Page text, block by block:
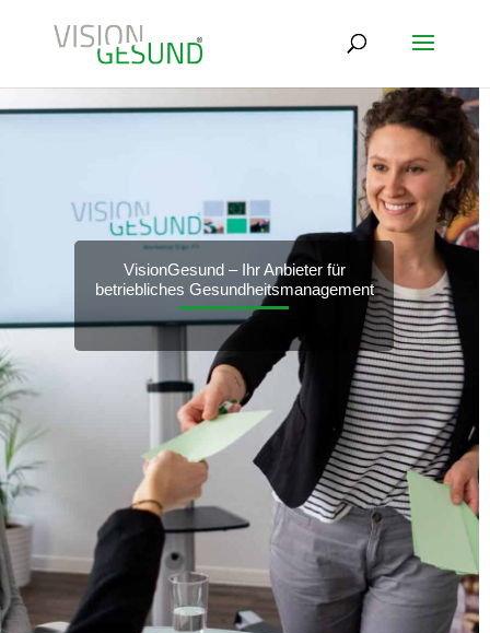
VisionGesund – Ihr Anbieter für
betriebliches Gesundheitsmanagement